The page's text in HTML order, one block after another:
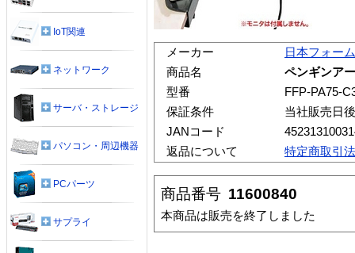
メーカー
日本フォー
商品名
ペンギンア
型番
FFP-PA75-
保証条件
当社販売日
JANコード
返品について
特定商取引
商品番号 11600840
本商品は販売を終了しました
IoT関連
ネットワーク
サーバ・ストレージ
パソコン・周辺機器
PCパーツ
サプライ